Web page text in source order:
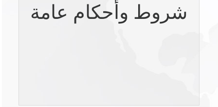
شروط وأحكام عامة